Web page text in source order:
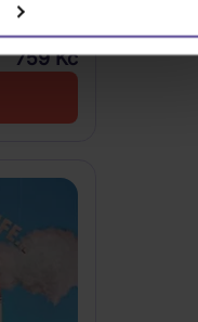
759 Kč